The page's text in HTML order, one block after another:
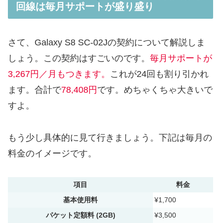
回線は毎月サポートが盛り盛り
さて、Galaxy S8 SC-02Jの契約について解説しま
しょう。この契約はすごいのです。 毎月サポートが
3,267円／月もつきます。 これが24回も割り引かれ
ます。合計で78,408円 です。めちゃくちゃ大きいで
すよ。
もう少し具体的に見て行きましょう。下記は毎月の
料金のイメージです。
項目
料金
基本使用料
¥1,700
パケット定額料 (2GB)
¥3,500